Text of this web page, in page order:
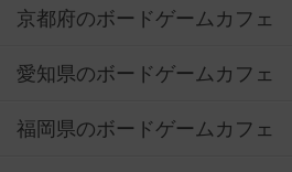
京都府のボードゲームカフェ
愛知県のボードゲームカフェ
福岡県のボードゲームカフェ